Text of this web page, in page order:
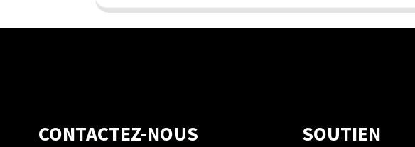
CONTACTEZ-NOUS SOUTIEN